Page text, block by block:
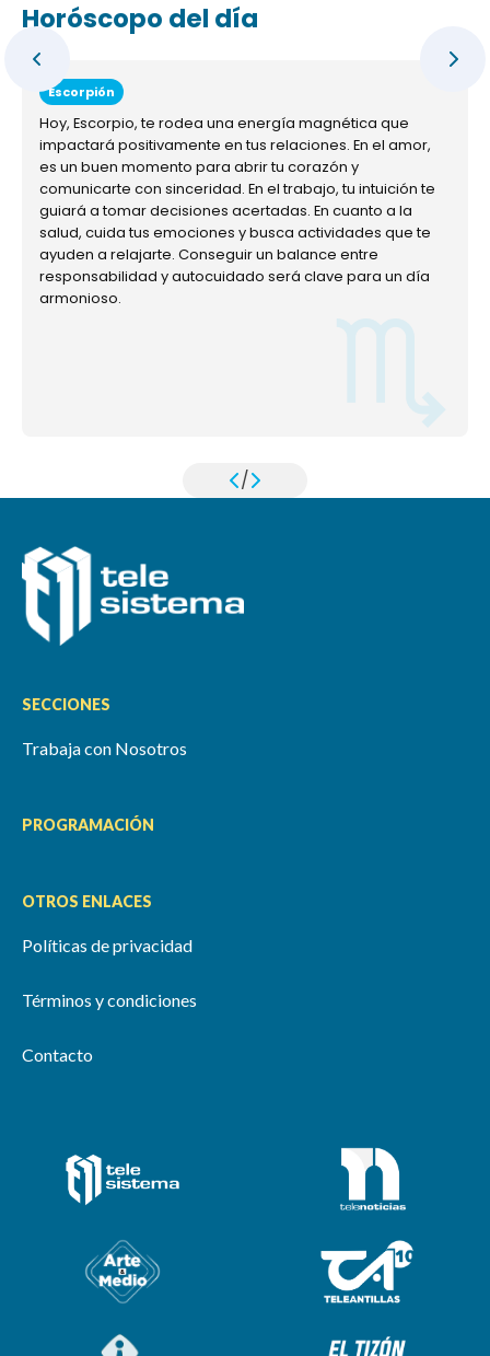
Horóscopo del día
Escorpión
Hoy, Escorpio, te rodea una energía magnética que
impactará positivamente en tus relaciones. En el amor,
es un buen momento para abrir tu corazón y
comunicarte con sinceridad. En el trabajo, tu intuición te
guiará a tomar decisiones acertadas. En cuanto a la
salud, cuida tus emociones y busca actividades que te
ayuden a relajarte. Conseguir un balance entre
responsabilidad y autocuidado será clave para un día
armonioso.
/
SECCIONES
Trabaja con Nosotros
PROGRAMACIÓN
OTROS ENLACES
Políticas de privacidad
Términos y condiciones
Contacto